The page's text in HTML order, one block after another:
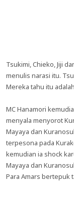
Tsukimi, Chieko, Jiji
menulis narasi itu.
Mereka tahu itu
MC Hanamori
menyala menyorot
Mayaya dan
terpesona pada
kemudian ia shock
Mayaya dan
Para Amars bertepuk